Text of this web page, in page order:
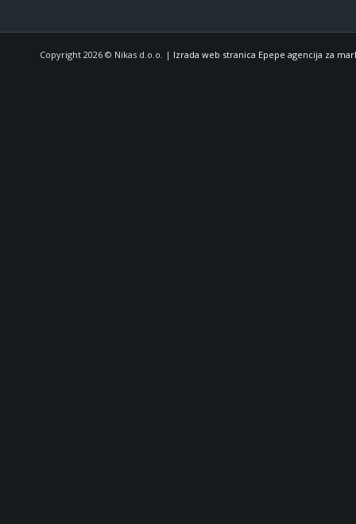
Copyright 2026 © Nikas d.o.o. | Izrada web stranica Epepe agencija za